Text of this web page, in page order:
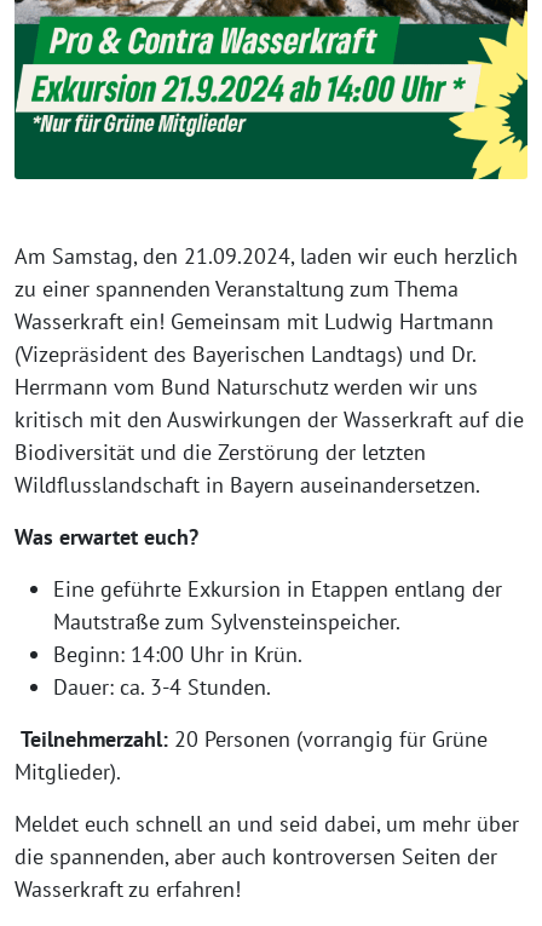
Am Samstag, den 21.09.2024, laden wir euch herzlich
zu einer spannenden Veranstaltung zum Thema
Wasserkraft ein! Gemeinsam mit Ludwig Hartmann
(Vizepräsident des Bayerischen Landtags) und Dr.
Herrmann vom Bund Naturschutz werden wir uns
kritisch mit den Auswirkungen der Wasserkraft auf die
Biodiversität und die Zerstörung der letzten
Wildflusslandschaft in Bayern auseinandersetzen.
Was erwartet euch?
Eine geführte Exkursion in Etappen entlang der
Mautstraße zum Sylvensteinspeicher.
Beginn: 14:00 Uhr in Krün.
Dauer: ca. 3-4 Stunden.
Teilnehmerzahl: 20 Personen (vorrangig für Grüne
Mitglieder).
Meldet euch schnell an und seid dabei, um mehr über
die spannenden, aber auch kontroversen Seiten der
Wasserkraft zu erfahren!